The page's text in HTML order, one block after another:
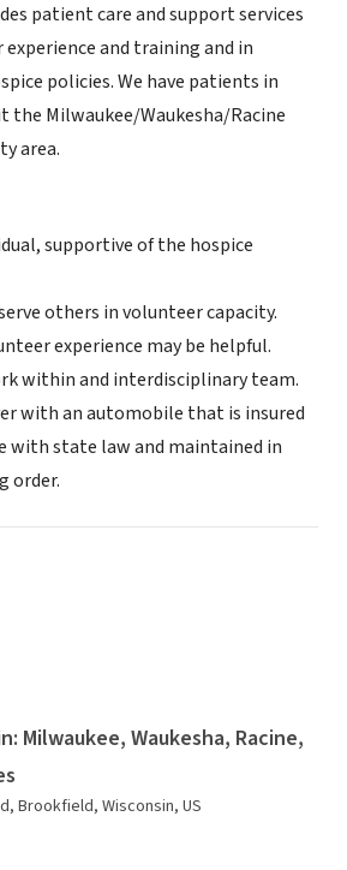
patient care and support services
and training and in
policies. We have patients in
Milwaukee/Waukesha/Racine
area.
supportive of the hospice
others in volunteer capacity.
experience may be helpful.
within and interdisciplinary team.
with an automobile that is insured
with state law and maintained in
order.
Milwaukee, Waukesha, Racine,
Brookfield, Wisconsin, US